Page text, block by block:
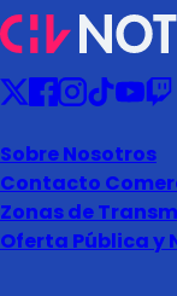
Sobre Nosotros
Contacto
Zonas de
Oferta Pública y